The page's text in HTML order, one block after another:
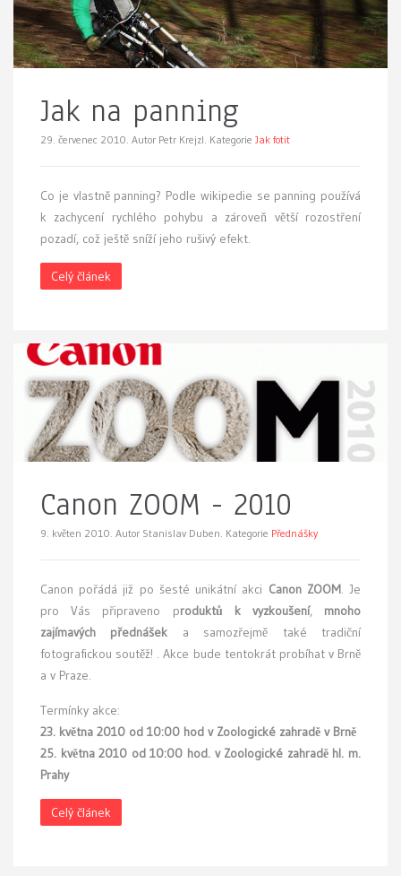
Jak na panning
29. červenec 2010. Autor Petr Krejzl. Kategorie Jak fotit
Co je vlastně panning? Podle wikipedie se panning používá
k zachycení rychlého pohybu a zároveň větší rozostření
pozadí, což ještě sníží jeho rušivý efekt.
Celý článek
Canon ZOOM - 2010
9. květen 2010. Autor Stanislav Duben. Kategorie Přednášky
Canon pořádá již po šesté unikátní akci Canon ZOOM. Je
pro Vás připraveno produktů k vyzkoušení, mnoho
zajímavých přednášek a samozřejmě také tradiční
fotografickou soutěž! . Akce bude tentokrát probíhat v Brně
a v Praze.
Termínky akce:
23. května 2010 od 10:00 hod v Zoologické zahradě v Brně
25. května 2010 od 10:00 hod. v Zoologické zahradě hl. m.
Prahy
Celý článek